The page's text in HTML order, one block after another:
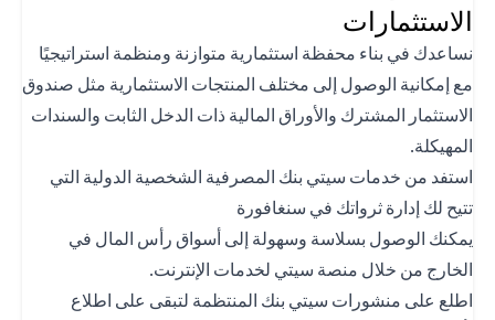
في بناء محفظة استثمارية متوازنة ومنظمة استراتيجيًا
إمكانية الوصول إلى مختلف المنتجات الاستثمارية مثل صندوق
المشترك والأوراق المالية ذات الدخل الثابت والسندات
من خدمات سيتي بنك المصرفية الشخصية الدولية التي
لك إدارة ثرواتك في سنغافورة
الوصول بسلاسة وسهولة إلى أسواق رأس المال في
من خلال منصة سيتي لخدمات الإنترنت.
على منشورات سيتي بنك المنتظمة لتبقى على اطلاع